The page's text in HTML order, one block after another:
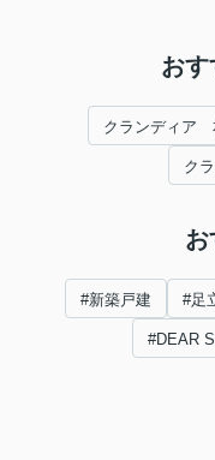
おす
クランディア
ク
お
#新築戸建 #足
#DEAR